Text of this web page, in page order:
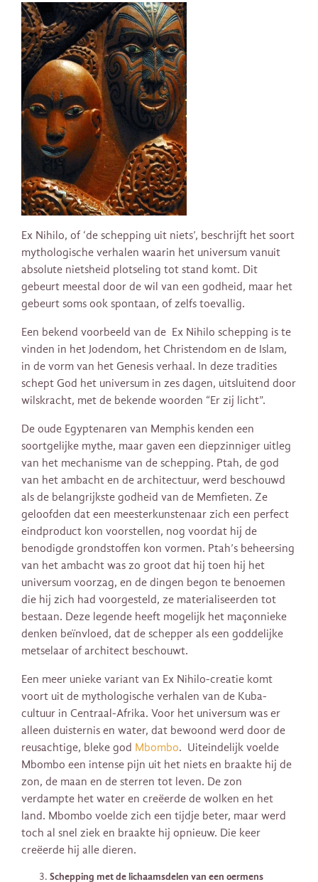
Ex Nihilo, of ‘de schepping uit niets’, beschrijft het soort
mythologische verhalen waarin het universum vanuit
absolute nietsheid plotseling tot stand komt. Dit
gebeurt meestal door de wil van een godheid, maar het
gebeurt soms ook spontaan, of zelfs toevallig.
Een bekend voorbeeld van de Ex Nihilo schepping is te
vinden in het Jodendom, het Christendom en de Islam,
in de vorm van het Genesis verhaal. In deze tradities
schept God het universum in zes dagen, uitsluitend door
wilskracht, met de bekende woorden “Er zij licht”.
De oude Egyptenaren van Memphis kenden een
soortgelijke mythe, maar gaven een diepzinniger uitleg
van het mechanisme van de schepping. Ptah, de god
van het ambacht en de architectuur, werd beschouwd
als de belangrijkste godheid van de Memfieten. Ze
geloofden dat een meesterkunstenaar zich een perfect
eindproduct kon voorstellen, nog voordat hij de
benodigde grondstoffen kon vormen. Ptah’s beheersing
van het ambacht was zo groot dat hij toen hij het
universum voorzag, en de dingen begon te benoemen
die hij zich had voorgesteld, ze materialiseerden tot
bestaan. Deze legende heeft mogelijk het maçonnieke
denken beïnvloed, dat de schepper als een goddelijke
metselaar of architect beschouwt.
Een meer unieke variant van Ex Nihilo-creatie komt
voort uit de mythologische verhalen van de Kuba-
cultuur in Centraal-Afrika. Voor het universum was er
alleen duisternis en water, dat bewoond werd door de
reusachtige, bleke god Mbombo. Uiteindelijk voelde
Mbombo een intense pijn uit het niets en braakte hij de
zon, de maan en de sterren tot leven. De zon
verdampte het water en creëerde de wolken en het
land. Mbombo voelde zich een tijdje beter, maar werd
toch al snel ziek en braakte hij opnieuw. Die keer
creëerde hij alle dieren.
Schepping met de lichaamsdelen van een oermens